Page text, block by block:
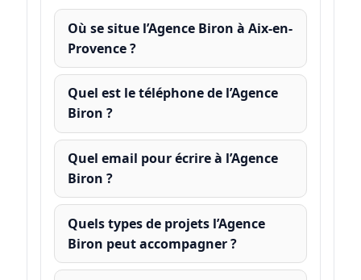
Où se situe l’Agence Biron à Aix-en-
Provence ?
Quel est le téléphone de l’Agence
Biron ?
Quel email pour écrire à l’Agence
Biron ?
Quels types de projets l’Agence
Biron peut accompagner ?